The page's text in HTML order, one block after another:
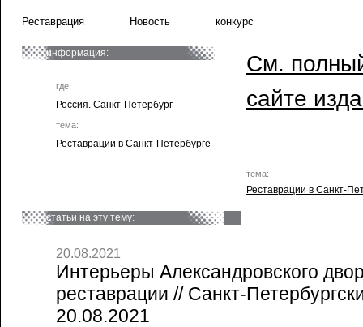
Реставрация Новость конкурс
информация:
где:
Россия. Санкт-Петербург
тема:
Реставрации в Санкт-Петербурге
См.
сайте
тема:
Реставрации в Санкт-
статьи на эту тему:
20.08.2021
Интерьеры Александровского
реставрации // Санкт-
20.08.2021